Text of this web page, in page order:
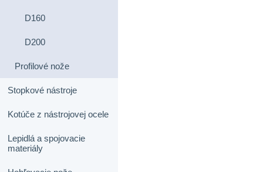
D160
D200
Profilové nože
Stopkové nástroje
Kotúče z nástrojovej ocele
Lepidlá a spojovacie
materiály